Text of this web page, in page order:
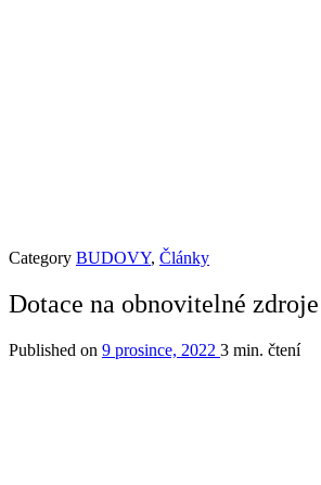
Category BUDOVY, Články
Dotace na obnovitelné
Published on 9 prosince, 2022 3 min. čtení